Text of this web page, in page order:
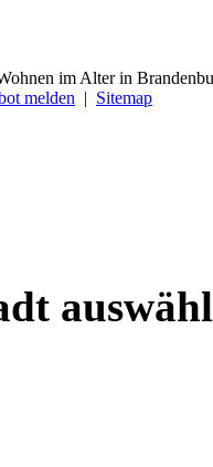
melden | Sitemap